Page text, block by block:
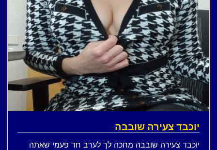
יוכבד צעירה שובבה
יוכבד צעירה שובבה מחכה לך לערב חד פעמי שאתה